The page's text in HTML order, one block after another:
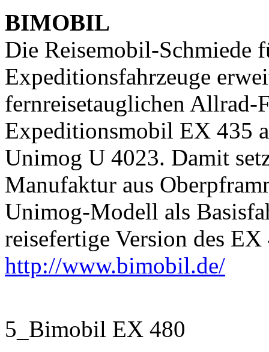
BIMOBIL
Die Reisemobil-Schmiede
Expeditionsfahrzeuge
fernreisetauglichen Allrad-
Expeditionsmobil EX 435
Unimog U 4023. Damit
Manufaktur aus
Unimog-Modell als
reisefertige Version des
http://www.bimobil.de/
5_Bimobil EX 480